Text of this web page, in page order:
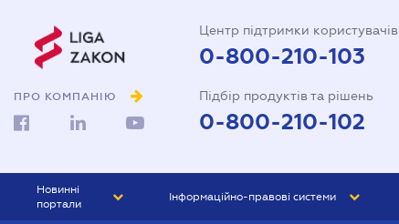
ПРО КОМПАНІЮ
Центр підтримки користувачів
0-800-210-103
Підбір продуктів та рішень
0-800-210-102
Новинні
портали
Інформаційно-правові системи